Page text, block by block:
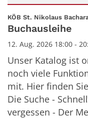
Datum: 12. August
KÖB St. Nikolaus
Buchausleihe
12. Aug. 2026 18:00 -
Unser Katalog ist
noch viele
mit. Hier finden
Die Suche -
vergessen - Der